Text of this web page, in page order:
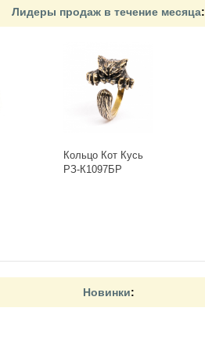
Лидеры продаж в течение месяца:
Кольцо Кот Кусь
РЗ-К1097БР
Новинки: